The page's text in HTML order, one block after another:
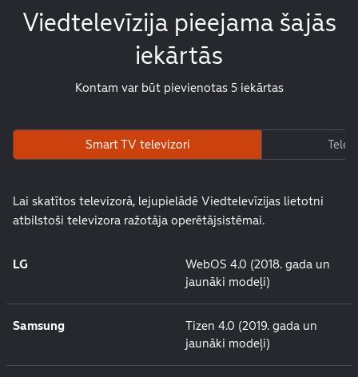
Viedtelevīzija pieejama šajās
iekārtās
Kontam var būt pievienotas 5 iekārtas
Smart TV televizori
Lai skatītos televizorā, lejupielādē Viedtelevīzijas lietotni
atbilstoši televizora ražotāja operētājsistēmai.
LG
WebOS 4.0 (2018. gada un
jaunāki modeļi)
Samsung
Tizen 4.0 (2019. gada un
jaunāki modeļi)